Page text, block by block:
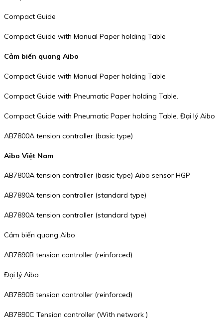
Compact Guide
Compact Guide with Manual Paper holding Table
Cảm biến quang Aibo
Compact Guide with Manual Paper holding Table
Compact Guide with Pneumatic Paper holding Table.
Compact Guide with Pneumatic Paper holding Table. Đại lý Aibo
AB7800A tension controller (basic type)
Aibo Việt Nam
AB7800A tension controller (basic type) Aibo sensor HGP
AB7890A tension controller (standard type)
AB7890A tension controller (standard type)
Cảm biến quang Aibo
AB7890B tension controller (reinforced)
Đại lý Aibo
AB7890B tension controller (reinforced)
AB7890C Tension controller (With network )